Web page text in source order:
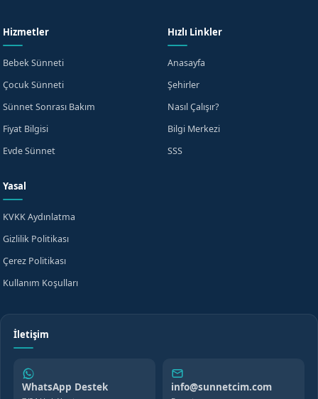
Hizmetler
Bebek Sünneti
Çocuk Sünneti
Sünnet Sonrası Bakım
Fiyat Bilgisi
Evde Sünnet
Hızlı Linkler
Anasayfa
Şehirler
Nasıl Çalışır?
Bilgi Merkezi
SSS
Yasal
KVKK Aydınlatma
Gizlilik Politikası
Çerez Politikası
Kullanım Koşulları
İletişim
WhatsApp Destek info@sunnetcim.com